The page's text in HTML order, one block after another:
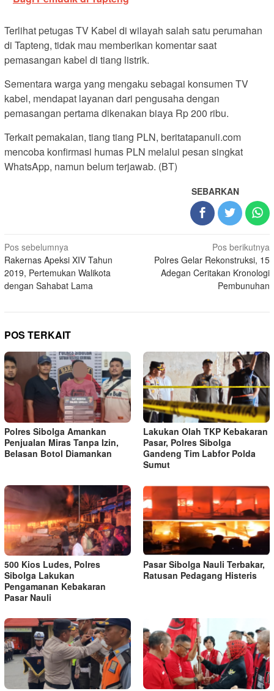
Terlihat petugas TV Kabel di wilayah salah satu perumahan
di Tapteng, tidak mau memberikan komentar saat
pemasangan kabel di tiang listrik.
Sementara warga yang mengaku sebagai konsumen TV
kabel, mendapat layanan dari pengusaha dengan
pemasangan pertama dikenakan biaya Rp 200 ribu.
Terkait pemakaian, tiang tiang PLN, beritatapanuli.com
mencoba konfirmasi humas PLN melalui pesan singkat
WhatsApp, namun belum terjawab. (BT)
SEBARKAN
Navigasi
pos
Pos sebelumnya
Rakernas Apeksi XIV Tahun
2019, Pertemukan Walikota
dengan Sahabat Lama
Pos berikutnya
Polres Gelar Rekonstruksi, 15
Adegan Ceritakan Kronologi
Pembunuhan
POS TERKAIT
Polres Sibolga Amankan
Penjualan Miras Tanpa Izin,
Belasan Botol Diamankan
Lakukan Olah TKP Kebakaran
Pasar, Polres Sibolga
Gandeng Tim Labfor Polda
Sumut
500 Kios Ludes, Polres
Sibolga Lakukan
Pengamanan Kebakaran
Pasar Nauli
Pasar Sibolga Nauli Terbakar,
Ratusan Pedagang Histeris